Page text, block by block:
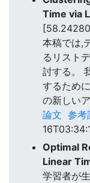
Time via
本稿では,
るリスト
討する。
するため
の新しい
論文 参考
Optimal
Linear
学習者が